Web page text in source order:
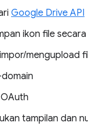
Google Drive API
ikon file
mengupload
tampilan dan